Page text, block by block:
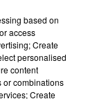
based on
access
Create
personalised
content
or combinations
Create